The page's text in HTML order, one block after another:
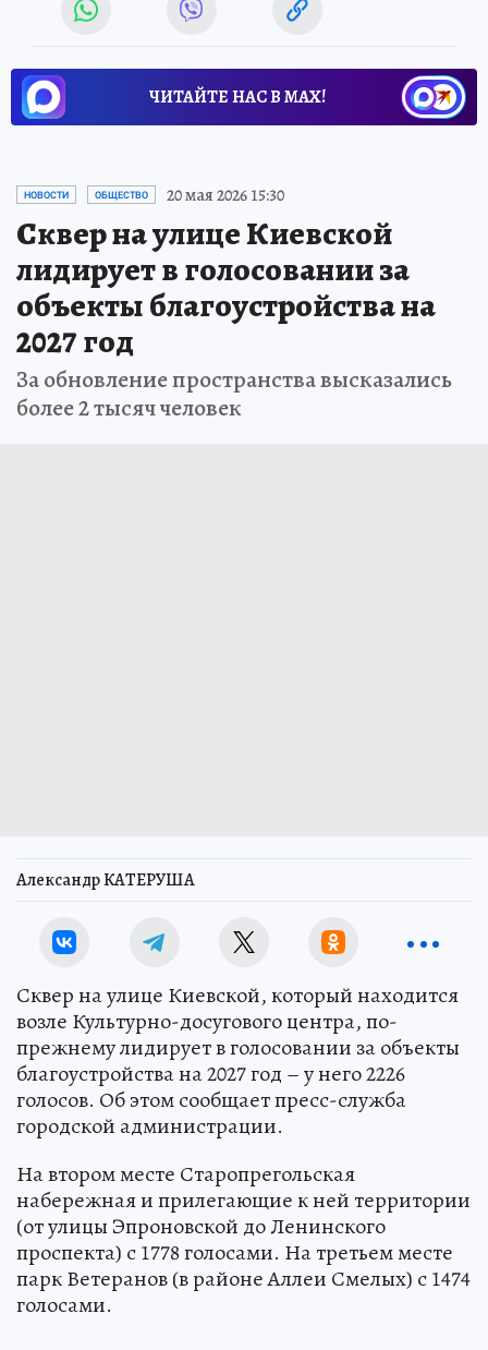
ЧИТАЙТЕ НАС В МАХ!
НОВОСТИ ОБЩЕСТВО 20 мая 2026 15:30
Сквер на улице Киевской
лидирует в голосовании за
объекты благоустройства на
2027 год
За обновление пространства высказались
Сквер на улице Киевской, который находится
возле Культурно-досугового центра, по-
прежнему лидирует в голосовании за объекты
благоустройства на 2027 год – у него 2226
голосов. Об этом сообщает пресс-служба
городской администрации.
На втором месте Старопрегольская
набережная и прилегающие к ней территории
(от улицы Эпроновской до Ленинского
проспекта) с 1778 голосами. На третьем месте
парк Ветеранов (в районе Аллеи Смелых) с 1474